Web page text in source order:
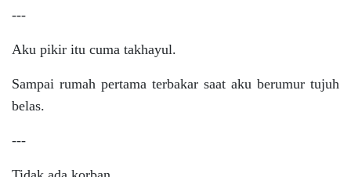
---
Aku pikir itu cuma takhayul.
Sampai rumah pertama terbakar saat aku berumur tujuh
belas.
---